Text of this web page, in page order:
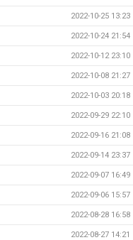
2022-10-25 13:23
2022-10-24 21:54
2022-10-12 23:10
2022-10-08 21:27
2022-10-03 20:18
2022-09-29 22:10
2022-09-16 21:08
2022-09-14 23:37
2022-09-07 16:49
2022-09-06 15:57
2022-08-28 16:58
2022-08-27 14:21